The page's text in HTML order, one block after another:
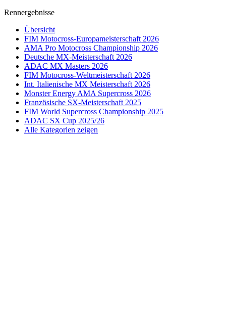
Rennergebnisse
Übersicht
FIM Motocross-Europameisterschaft 2026
AMA Pro Motocross Championship 2026
Deutsche MX-Meisterschaft 2026
ADAC MX Masters 2026
FIM Motocross-Weltmeisterschaft 2026
Int. Italienische MX Meisterschaft 2026
Monster Energy AMA Supercross 2026
Französische SX-Meisterschaft 2025
FIM World Supercross Championship 2025
ADAC SX Cup 2025/26
Alle Kategorien zeigen